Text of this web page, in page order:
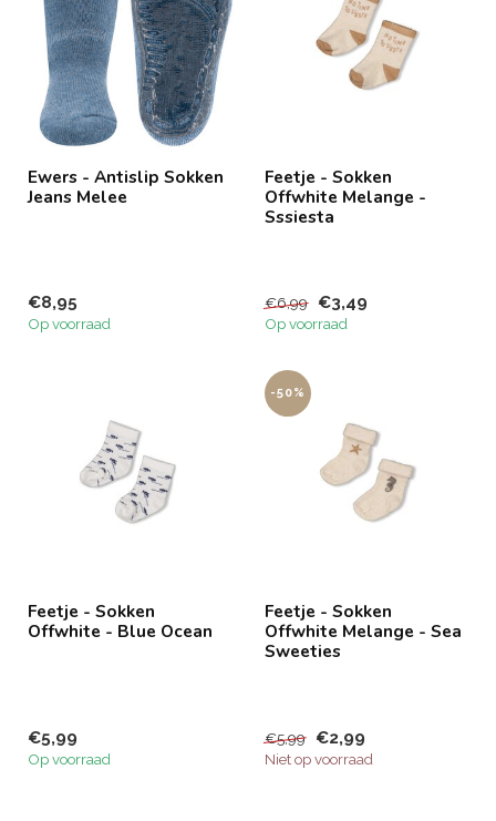
Ewers - Antislip Sokken
Jeans Melee
€8,95
Op voorraad
Feetje - Sokken
Offwhite Melange -
Sssiesta
€6,99 €3,49
Op voorraad
Feetje - Sokken
Offwhite - Blue Ocean
€5,99
Op voorraad
-50%
Feetje - Sokken
Offwhite Melange - Sea
Sweeties
€5,99 €2,99
Niet op voorraad